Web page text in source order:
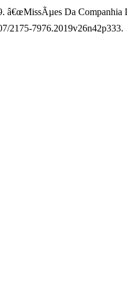
Da
2175-7976.2019v26n42p333.